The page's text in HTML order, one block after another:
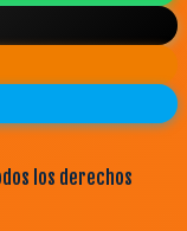
los derechos